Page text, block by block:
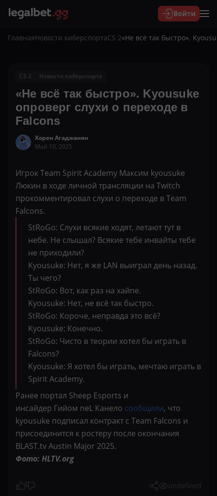
Войти
ГлавнаяНовости киберспортаCS 2«Не всё так быстро».
CS 2 Новости киберспорта
«Не всё так быстро». Kyousuke
опроверг слухи о переходе в
Falcons
Хорен Агаджанян
Май 10, 2025
Игрок Team Spirit Academy Максим kyousuke
Люкин в ходе личной трансляции на Twitch
прокомментировал слухи о переходе в Team
Falcons.
StRoGo: Cлухи всякие ходят, летают тут в
небе. Не слышал? Всякие тебе инвайты тебе
не приходили?
Kyousuke: Нет, я же LAN выиграл день назад.
Ты чего?
StRoGo: Вот, как раз на хайпе.
Kyousuke: Нет, не всё так быстро.
StRoGo: Короче, неправда это всё?
Kyousuke: Конечно.
StRoGo: Чисто в теории хотел бы играть в
Falcons?
Kyousuke: Я хотел бы играть, мечтаю играть в
Spirit Academy.
Ранее портал Sheep Esports и
инсайдер Гийом neL Канело сообщили, что
kyousuke подписал контракт с Team Falcons и
присоединится к ростеру после окончания
BLAST.tv Austin Major 2025.
Фото: HLTV.org
undefined